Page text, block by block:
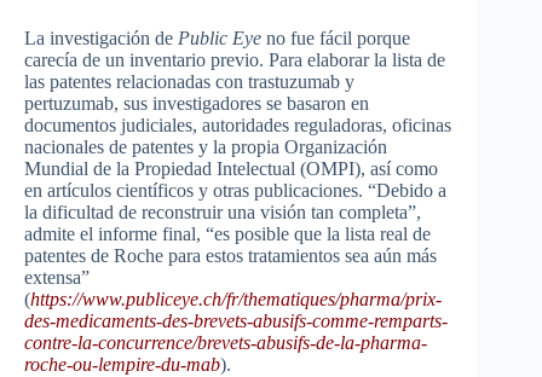
La investigación de Public Eye no fue fácil porque
carecía de un inventario previo. Para elaborar la lista de
las patentes relacionadas con trastuzumab y
pertuzumab, sus investigadores se basaron en
documentos judiciales, autoridades reguladoras, oficinas
nacionales de patentes y la propia Organización
Mundial de la Propiedad Intelectual (OMPI), así como
en artículos científicos y otras publicaciones. “Debido a
la dificultad de reconstruir una visión tan completa”,
admite el informe final, “es posible que la lista real de
patentes de Roche para estos tratamientos sea aún más
extensa”
(https://www.publiceye.ch/fr/thematiques/pharma/prix-
des-medicaments-des-brevets-abusifs-comme-remparts-
contre-la-concurrence/brevets-abusifs-de-la-pharma-
roche-ou-lempire-du-mab).